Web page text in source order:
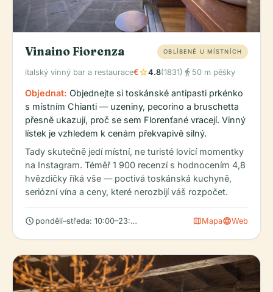
Vinaino Fiorenza OBLÍBENÉ U MÍSTNÍCH
italský vinný bar a restaurace€star4.8(1831) directions_walk 50 m pěšky
Objednat: Objednejte si toskánské antipasti prkénko
s místním Chianti — uzeniny, pecorino a bruschetta
přesně ukazují, proč se sem Florenťané vracejí. Vinný
lístek je vzhledem k cenám překvapivě silný.
Tady skutečně jedí místní, ne turisté lovící momentky
na Instagram. Téměř 1 900 recenzí s hodnocením 4,8
hvězdičky říká vše — poctivá toskánská kuchyně,
seriózní vína a ceny, které nerozbijí váš rozpočet.
schedule pondělí–středa: 10:00–23:00 mapMapalanguageWeb